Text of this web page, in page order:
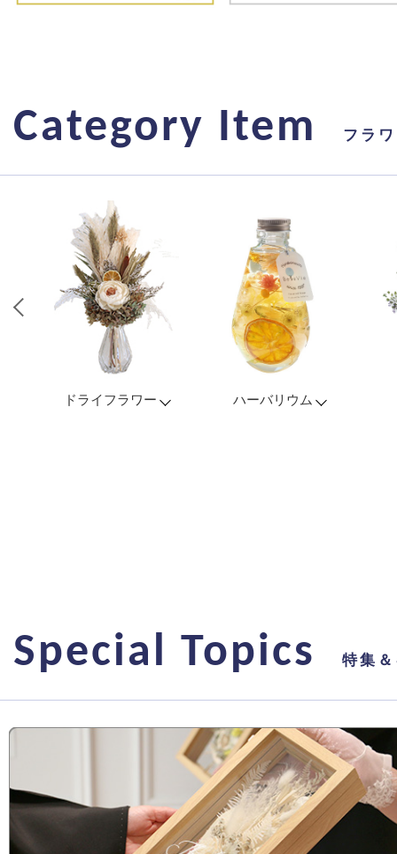
Category Item フラ
Special Topics 特集